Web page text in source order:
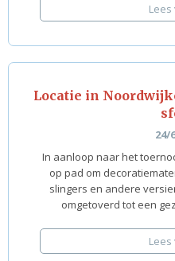
Locatie in
24/
In aanloop naar het
op pad om
slingers en andere
omgetoverd tot een